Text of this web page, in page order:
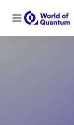
Navigation öffnen